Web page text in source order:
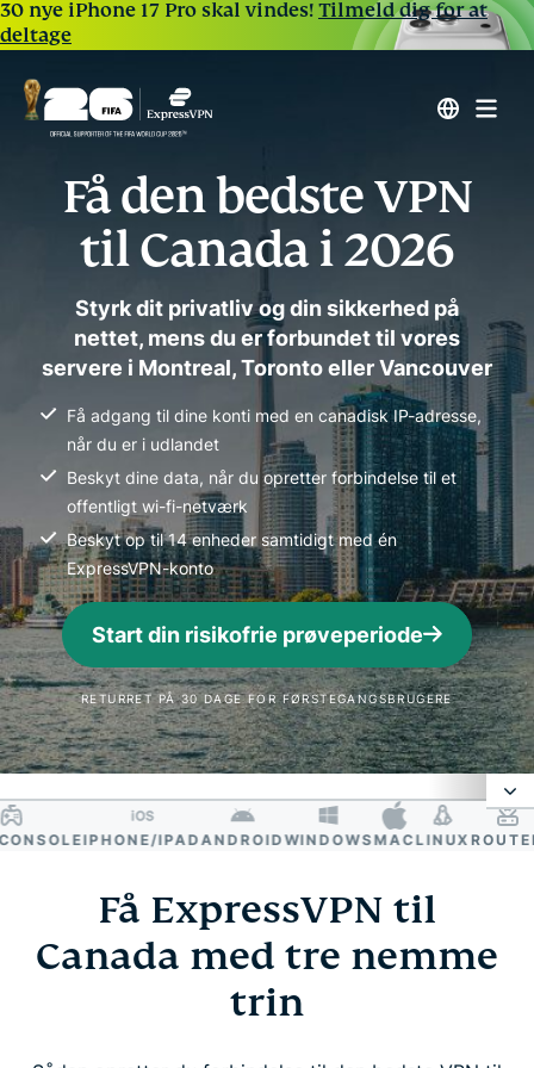
30 nye iPhone 17 Pro skal vindes!Tilmeld dig for at
deltage
Få den bedste VPN
til Canada i 2026
Styrk dit privatliv og din sikkerhed på
nettet, mens du er forbundet til vores
servere i Montreal, Toronto eller Vancouver
Få adgang til dine konti med en canadisk IP-adresse,
når du er i udlandet
Beskyt dine data, når du opretter forbindelse til et
offentligt wi-fi-netværk
Beskyt op til 14 enheder samtidigt med én
ExpressVPN-konto
Start din risikofrie prøveperiode
RETURRET PÅ 30 DAGE FOR FØRSTEGANGSBRUGERE
Hvorfor bruge en VPN i Canada?
Sådan får du en canadisk IP-adresse
Derfor er ExpressVPN den bedste VPN til Canada
IPHONE/IPADANDROIDWINDOWSMACLINUX ROUTER
Få ExpressVPN til
Canada med tre nemme
trin